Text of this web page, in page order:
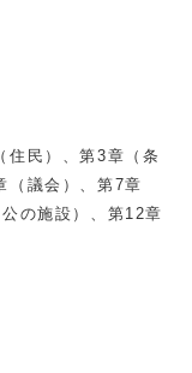
住民）、第3章（条
（議会）、第7章
の施設）、第12章